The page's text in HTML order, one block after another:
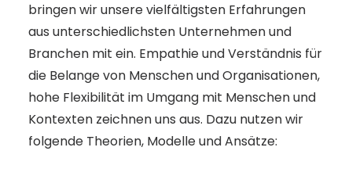
bringen wir unsere vielfältigsten Erfahrungen
aus unterschiedlichsten Unternehmen und
Branchen mit ein. Empathie und Verständnis für
die Belange von Menschen und Organisationen,
hohe Flexibilität im Umgang mit Menschen und
Kontexten zeichnen uns aus. Dazu nutzen wir
folgende Theorien, Modelle und Ansätze: